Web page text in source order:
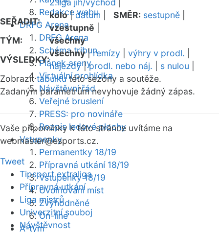
Redakce webu
DRFG Arena
DRFG Arena
Schéma tribun
Plánek areny
Virtuální prohlídka
Návštěvní řád
Veřejné bruslení
PRESS: pro novináře
Rozpis ledové plochy
Vstupenky
Permanentky 18/19
Přípravná utkání 18/19
Vstupenky 18/19
Uvolňování míst
Zvýhodněné
On-line
A-tým
2.liga jih/východ
SEŘADIT:
kolo|datum SMĚR: sestupně
vzestupně
TÝM:
všechny
VÝSLEDKY:
všechny|remízy výhry v prodl.
nájezdy|prodl. nebo náj. s nulou
Zobrazittabulkutéto sezóny a soutěže.
Zadaným parametrům nevyhovuje žádný zápas.
Vaše připomínky k této stránce uvítáme na
webmaster@esports.cz.
Tweet
Tipsport extraliga
Přípravná utkání
Liga mistrů
Univerzitní souboj
Návštěvnost